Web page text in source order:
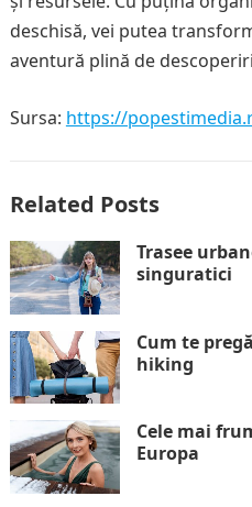
deschisă, vei putea
aventură plină de
Sursa: https://
Related Posts
Trasee
singuratici
Cum te
hiking
Cele mai
Europa